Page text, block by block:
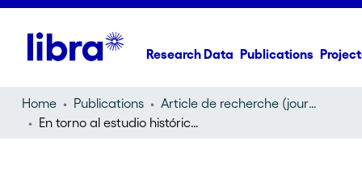
Research Data Publications
Home Publications
Article de recherche (journal article)
En torno al estudio histórico de la pronunciación de la Audiencia de Quito durante la época colonial y su distribución geográfica actual